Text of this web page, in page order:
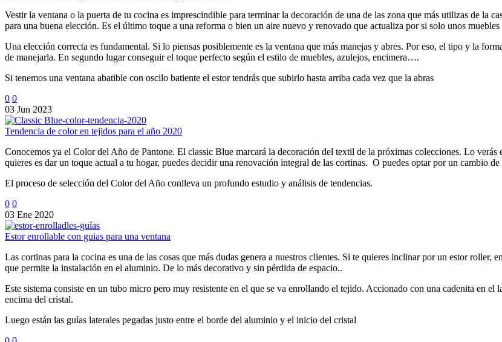
Vestir la ventana o la puerta de tu cocina es imprescindible para terminar la decoración de una de las zona que más utilizas de la
para una buena elección. Es el último toque a una reforma o bien un aire nuevo y renovado que actualiza por si solo unos muebles
Una elección correcta es fundamental. Si lo piensas posiblemente es la ventana que más manejas y abres. Por eso, el tipo y la
de manejarla. En segundo lugar conseguir el toque perfecto según el estilo de muebles, azulejos, encimera….
Si tenemos una ventana abatible con oscilo batiente el estor tendrás que subirlo hasta arriba cada vez que la abras
0 0
03 Jun 2023
Tendencia de color en tejidos para el año 2020
Conocemos ya el Color del Año de Pantone. El classic Blue marcará la decoración del textil de la próximas colecciones. Lo
quieres es dar un toque actual a tu hogar, puedes decidir una renovación integral de las cortinas. O puedes optar por un cambio
El proceso de selección del Color del Año conlleva un profundo estudio y análisis de tendencias.
0 0
03 Ene 2020
Estor enrollable con guias para una ventana
Las cortinas para la cocina es una de las cosas que más dudas genera a nuestros clientes. Si te quieres inclinar por un estor roller,
que permite la instalación en el aluminio. De lo más decorativo y sin pérdida de espacio..
Este sistema consiste en un tubo micro pero muy resistente en el que se va enrollando el tejido. Accionado con una cadenita en
encima del cristal.
Luego están las guías laterales pegadas justo entre el borde del aluminio y el inicio del cristal